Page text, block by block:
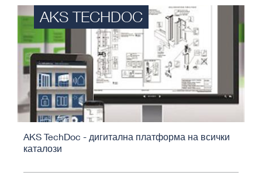
AKS TECHDOC
AKS TechDoc - дигитална платформа на всички
каталози